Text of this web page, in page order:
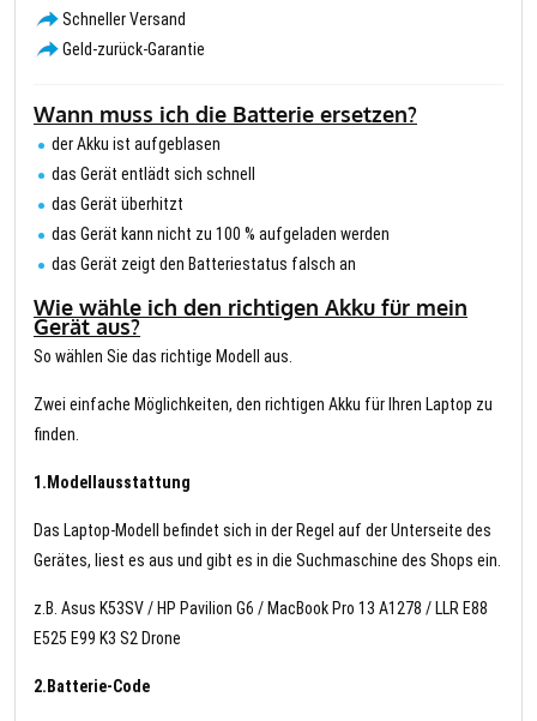
Schneller Versand
Geld-zurück-Garantie
Wann muss ich die Batterie ersetzen?
der Akku ist aufgeblasen
das Gerät entlädt sich schnell
das Gerät überhitzt
das Gerät kann nicht zu 100 % aufgeladen werden
das Gerät zeigt den Batteriestatus falsch an
Wie wähle ich den richtigen Akku für mein
Gerät aus?
So wählen Sie das richtige Modell aus.
Zwei einfache Möglichkeiten, den richtigen Akku für Ihren Laptop zu
finden.
1.Modellausstattung
Das Laptop-Modell befindet sich in der Regel auf der Unterseite des
Gerätes, liest es aus und gibt es in die Suchmaschine des Shops ein.
z.B. Asus K53SV / HP Pavilion G6 / MacBook Pro 13 A1278 / LLR E88
E525 E99 K3 S2 Drone
2.Batterie-Code